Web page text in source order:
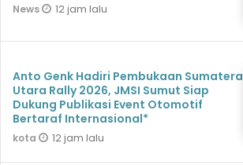
News 12 jam lalu
Anto Genk Hadiri Pembukaan Sumatera
Utara Rally 2026, JMSI Sumut Siap
Dukung Publikasi Event Otomotif
Bertaraf Internasional*
kota 12 jam lalu